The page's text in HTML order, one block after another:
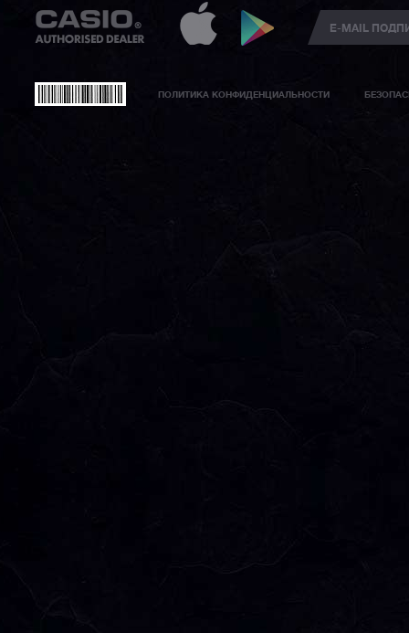
ПОЛИТИКА КОНФИДЕНЦИАЛЬНОСТИ